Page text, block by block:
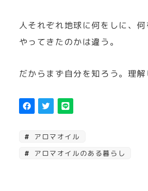
人それぞれ地球に何をしに、何
やってきたのかは違う。
だからまず自分を知ろう。理解
アロマオイル
アロマオイルのある暮らし